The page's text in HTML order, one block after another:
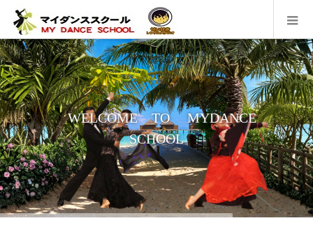
WELCOME TO MYDANCE
SCHOOL